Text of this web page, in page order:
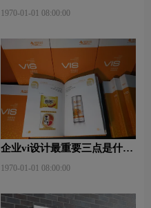
1970-01-01 08:00:00
企业vi设计最重要三点是什
1970-01-01 08:00:00